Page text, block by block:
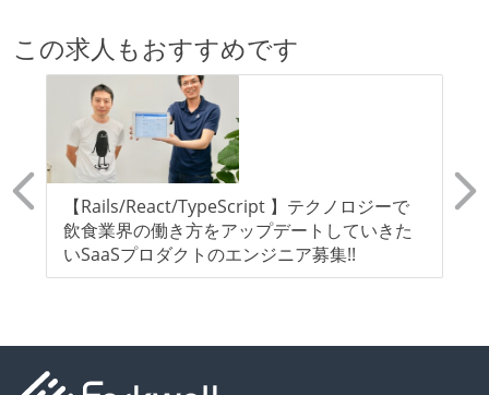
この求人もおすすめです
【Rails/React/TypeScript 】テクノロジーで
飲食業界の働き方をアップデートしていきた
いSaaSプロダクトのエンジニア募集!!